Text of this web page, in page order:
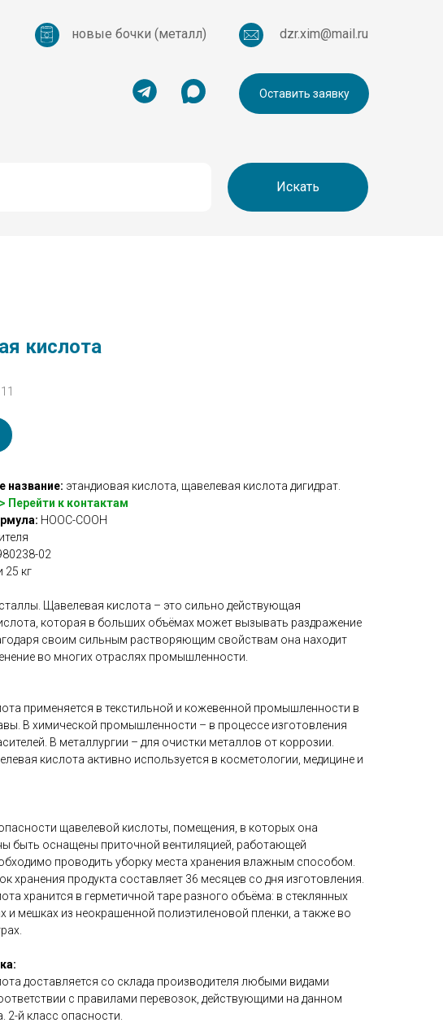
Оставить заявку
dzr.xim@mail.ru
новые бочки (металл)
Искать
кислота
название: этандиовая кислота, щавелевая кислота дигидрат.
> Перейти к контактам
HOOC-COOH
02
25 кг
Щавелевая кислота – это сильно действующая
которая в больших объёмах может вызывать раздражение
своим сильным растворяющим свойствам она находит
во многих отраслях промышленности.
применяется в текстильной и кожевенной промышленности в
В химической промышленности – в процессе изготовления
В металлургии – для очистки металлов от коррозии.
кислота активно используется в косметологии, медицине и
щавелевой кислоты, помещения, в которых она
быть оснащены приточной вентиляцией, работающей
проводить уборку места хранения влажным способом.
хранения продукта составляет 36 месяцев со дня изготовления.
хранится в герметичной таре разного объёма: в стеклянных
и мешках из неокрашенной полиэтиленовой пленки, а также во
доставляется со склада производителя любыми видами
с правилами перевозок, действующими на данном
2-й класс опасности.